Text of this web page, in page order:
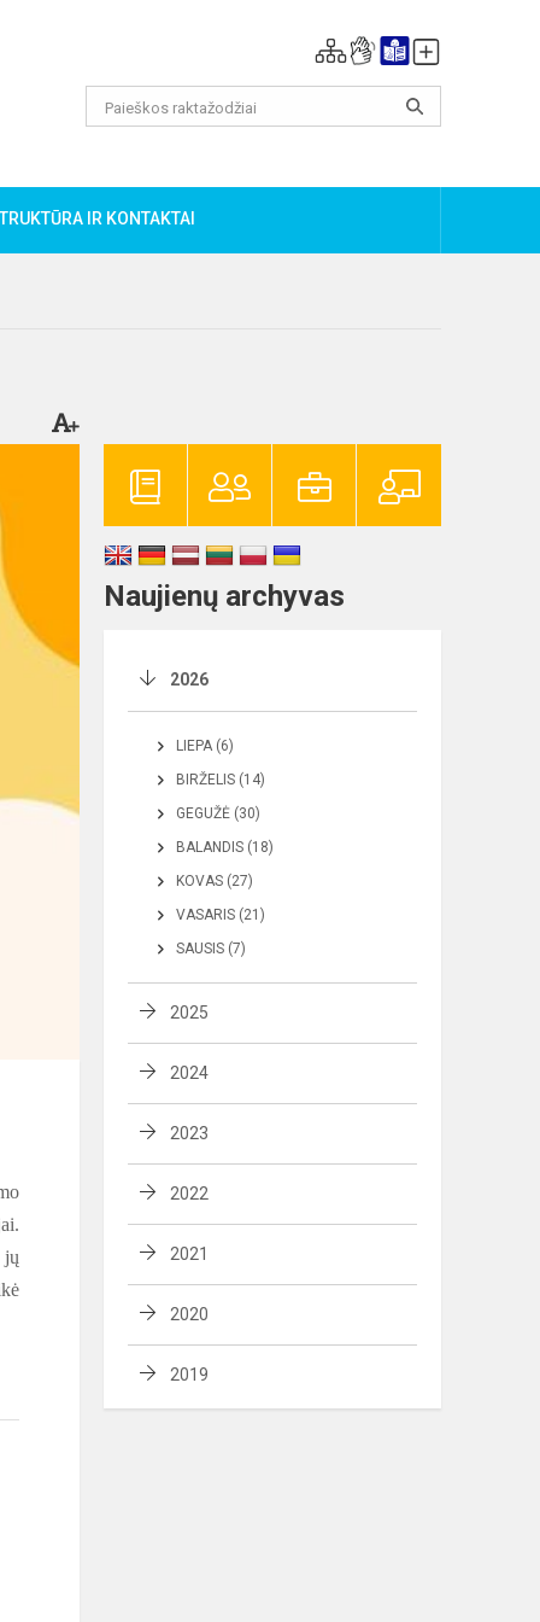
IR KONTAKTAI
jų
Naujienų archyvas
2026
LIEPA (6)
BIRŽELIS (14)
GEGUŽĖ (30)
BALANDIS (18)
KOVAS (27)
VASARIS (21)
SAUSIS (7)
2025
2024
2023
2022
2021
2020
2019